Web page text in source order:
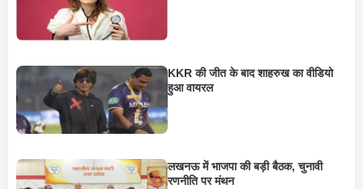
KKR की जीत के बाद शाहरुख का वीडियो
हुआ वायरल
लखनऊ में भाजपा की बड़ी बैठक, चुनावी
रणनीति पर मंथन